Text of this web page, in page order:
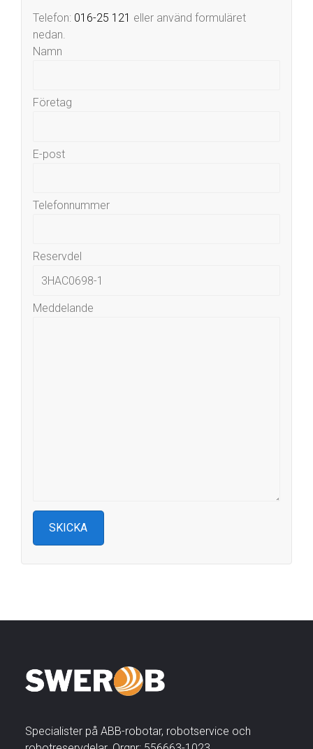
Telefon: 016-25 121 eller använd formuläret
nedan.
Namn
Företag
E-post
Telefonnummer
Reservdel
Meddelande
Specialister på ABB-robotar, robotservice och